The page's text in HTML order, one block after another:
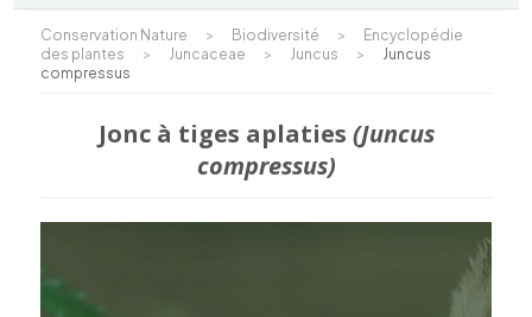
Conservation Nature > Biodiversité >
Encyclopédie
des plantes
> Juncaceae > Juncus >
Juncus
compressus
Jonc à tiges aplaties (Juncus
compressus)